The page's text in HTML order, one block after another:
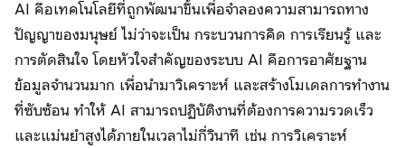
AI คือเทคโนโลยีที่ถูกพัฒนาขึ้นเพื่อจำลองความสามารถทาง
ปัญญาของมนุษย์ ไม่ว่าจะเป็น กระบวนการคิด การเรียนรู้ และ
การตัดสินใจ โดยหัวใจสำคัญของระบบ AI คือการอาศัยฐาน
ข้อมูลจำนวนมาก เพื่อนำมาวิเคราะห์ และสร้างโมเดลการทำงาน
ที่ซับซ้อน ทำให้ AI สามารถปฏิบัติงานที่ต้องการความรวดเร็ว
และแม่นยำสูงได้ภายในเวลาไม่กี่วินาที เช่น การวิเคราะห์